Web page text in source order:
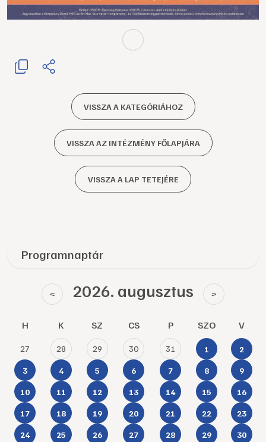
VISSZA A KATEGÓRIÁHOZ
VISSZA AZ INTÉZMÉNY FŐLAPJÁRA
VISSZA A LAP TETEJÉRE
Programnaptár
< 2026. augusztus >
H K SZ CS P SZO V
27 28 29 30 31 1 2
3 4 5 6 7 8 9
10 11 12 13 14 15 16
17 18 19 20 21 22 23
24 25 26 27 28 29 30